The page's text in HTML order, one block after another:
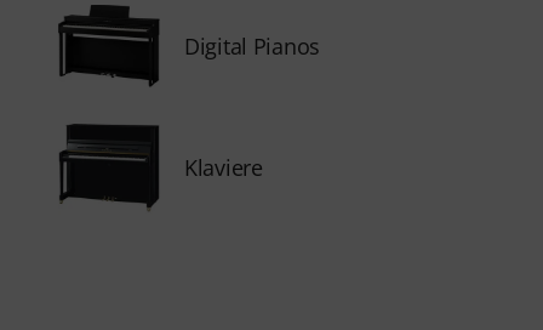
Digital Pianos
Klaviere